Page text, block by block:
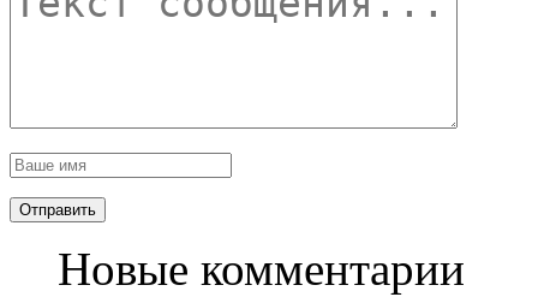
Новые комментарии